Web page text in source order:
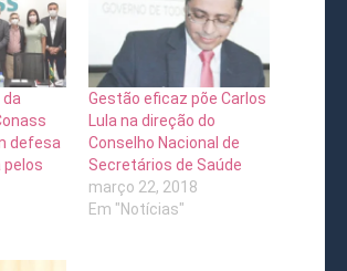
da
defesa
pelos
Gestão eficaz põe Carlos
Lula na direção do
Conselho Nacional de
Secretários de Saúde
março 22, 2018
Em "Notícias"